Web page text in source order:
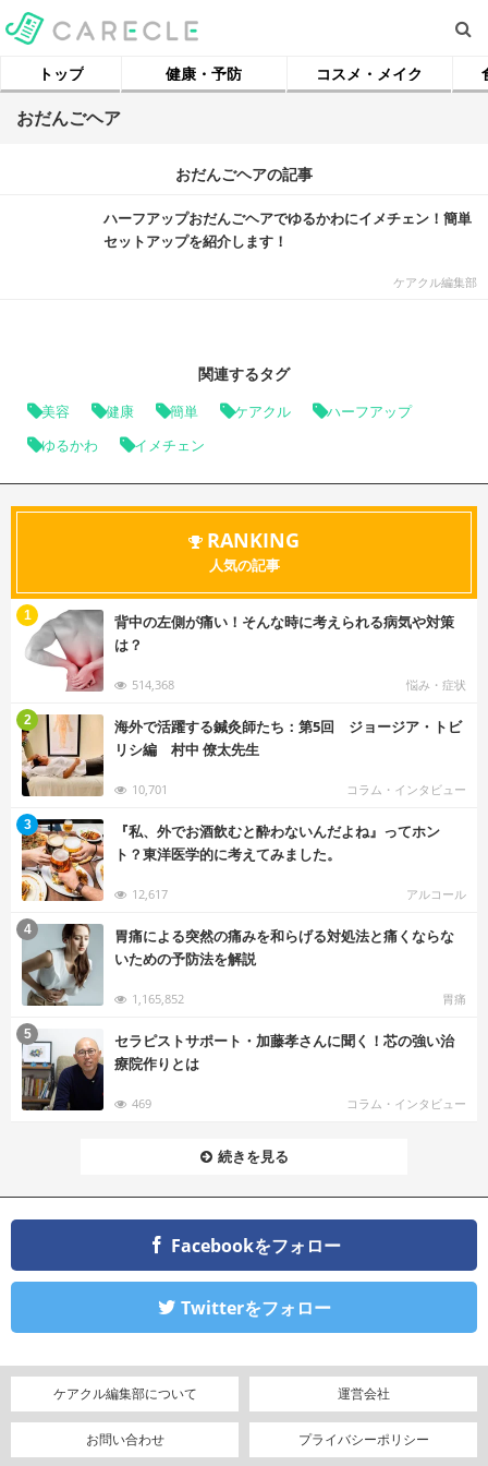
トップ 健康・予防 コスメ・メイク
おだんごヘア
おだんごヘアの記事
ハーフアップおだんごヘアでゆるかわにイメチェン！簡単
セットアップを紹介します！
ケアクル編集部
関連するタグ
美容 健康 簡単 ケアクル ハーフアップ
ゆるかわ イメチェン
RANKING
人気の記事
背中の左側が痛い！そんな時に考えられる病気や対策
は？
514,368 悩み・症状
1
海外で活躍する鍼灸師たち：第5回 ジョージア・トビ
リシ編 村中 僚太先生
10,701 コラム・インタビュー
2
『私、外でお酒飲むと酔わないんだよね』ってホン
ト？東洋医学的に考えてみました。
12,617 アルコール
3
胃痛による突然の痛みを和らげる対処法と痛くならな
いための予防法を解説
1,165,852 胃痛
4
セラピストサポート・加藤孝さんに聞く！芯の強い治
療院作りとは
469 コラム・インタビュー
5
続きを見る
Facebookをフォロー
Twitterをフォロー
ケアクル編集部について 運営会社
お問い合わせ プライバシーポリシー